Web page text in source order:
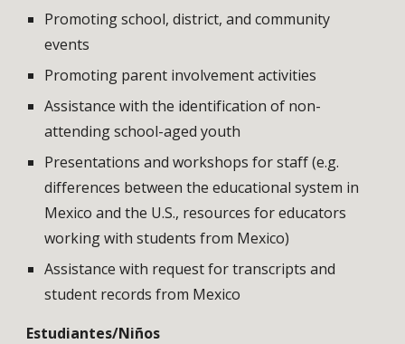
Promoting school, district, and community
events
Promoting parent involvement activities
Assistance with the identification of non-
attending school-aged youth
Presentations and workshops for staff (e.g.
differences between the educational system in
Mexico and the U.S., resources for educators
working with students from Mexico)
Assistance with request for transcripts and
student records from Mexico
Estudiantes/Niños